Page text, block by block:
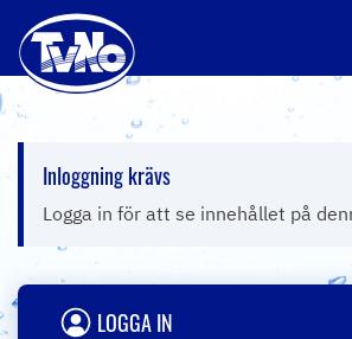
till
innehållet
Inloggning krävs
Logga in för att se innehållet på
LOGGA IN